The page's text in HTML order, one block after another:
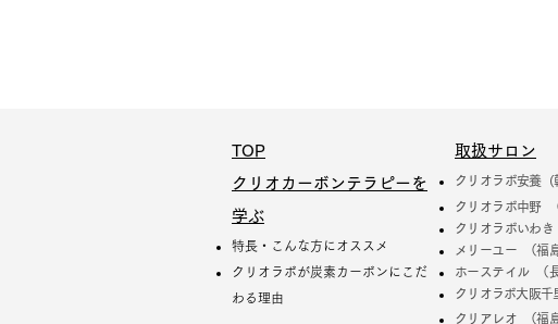
TOP
クリオカーボンテラピーを
学ぶ
特長・こんな方にオススメ
クリオラボが炭素カーボンにこだ
わる理由
取扱サロン
クリオラボ安養 (
クリオラボ中野
クリオラボいわき
メリーユー （福
ホーステイル （
クリオラボ大阪千
クリアレオ （福